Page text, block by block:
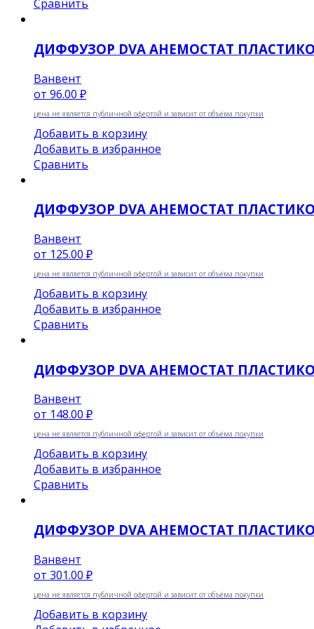
Сравнить
ДИФФУЗОР DVA АНЕМОСТАТ
Ванвент
от 96.00 ₽
цена не является публичной офертой и зависит от объёма покупки
Добавить в корзину
Добавить в избранное
Сравнить
ДИФФУЗОР DVA АНЕМОСТАТ
Ванвент
от 125.00 ₽
цена не является публичной офертой и зависит от объёма покупки
Добавить в корзину
Добавить в избранное
Сравнить
ДИФФУЗОР DVA АНЕМОСТАТ
Ванвент
от 148.00 ₽
цена не является публичной офертой и зависит от объёма покупки
Добавить в корзину
Добавить в избранное
Сравнить
ДИФФУЗОР DVA АНЕМОСТАТ
Ванвент
от 301.00 ₽
цена не является публичной офертой и зависит от объёма покупки
Добавить в корзину